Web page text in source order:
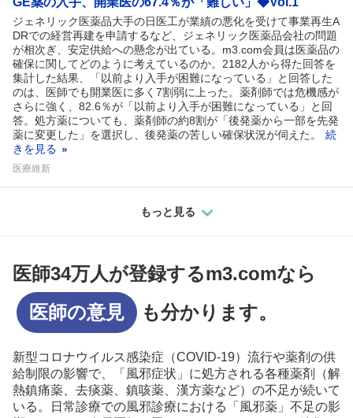
ジェネリック医薬品大手の日医工が業績の悪化を受けて事業再生A
DRでの経営再建を申請するなど、ジェネリック医薬品会社の問題
が相次ぎ、安定供給への懸念が出ている。m3.com会員は医薬品の
確保に関してどのように考えているのか。2182人から得た回答を
集計した結果、「以前より入手が困難になっている」と回答した
のは、医師でも開業医に多く7割弱に上った。薬剤師では危機感が
さらに強く、82.6％が「以前より入手が困難になっている」と回
答。処方薬についても、薬剤師の約8割が「後発薬から一部を先発
薬に変更した」を選択し、後発薬の苦しい確保状況が伺えた。
続
きを見る
医療維新
もっと見る
医師34万人が登録するm3.comなら
医師の意見
も分かります。
新型コロナウイルス感染症（COVID-19）流行や薬剤の供
給制限の影響で、「風邪症状」に処方される各種薬剤（解
熱鎮痛薬、去痰薬、鎮咳薬、漢方薬など）の不足が続いて
いる。日常診療での風邪診療における「風邪薬」不足の影